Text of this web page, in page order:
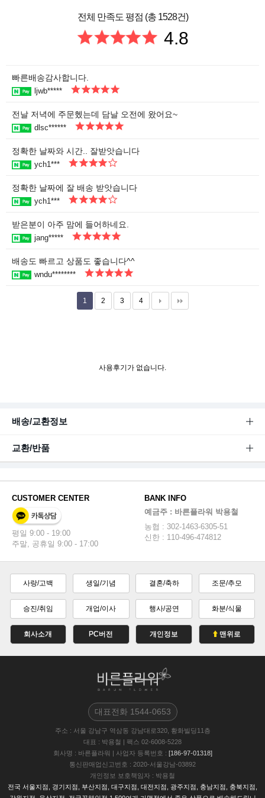
전체 만족도 평점 (총 1528건)
4.8
빠른배송감사합니다.
ljwb*****
전날 저녁에 주문헸는데 담날 오전에 왔어요~
dlsc******
정확한 날짜와 시간.. 잘받앗습니다
ych1***
정확한 날짜에 잘 배송 받앗습니다
ych1***
받은분이 아주 맘에 들어하네요.
jang*****
배송도 빠르고 상품도 좋습니다^^
wndu********
1 2 3 4
사용후기가 없습니다.
배송/교환정보
교환/반품
CUSTOMER CENTER
평일 9:00 - 19:00
주말, 공휴일 9:00 - 17:00
BANK INFO
예금주 : 바른플라워 박용철
농협 : 302-1463-6305-51
신한 : 110-496-474812
사랑/고백 생일/기념 결혼/축하 조문/추모
승진/취임 개업/이사 행사/공연 화분/식물
회사소개 PC버전 개인정보 맨위로
대표전화1544-0653
주소 : 서울 강남구 역삼동 강남대로320, 황화빌딩11층
대표 : 박용철 | 팩스 02-6008-5228
회사명 : 바른플라워 | 사업자 등록번호 : [186-97-01318]
통신판매업신고번호 : 2020-서울강남-03892
개인정보 보호책임자 : 박용철
전국 서울지점, 경기지점, 부산지점, 대구지점, 대전지점, 광주지점, 충남지점, 충북지점,